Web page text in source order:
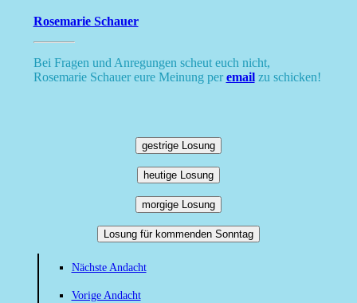
Rosemarie Schauer
Bei Fragen und Anregungen scheut euch nicht,
Rosemarie Schauer eure Meinung peremailzu schicken!
gestrige Losung
heutige Losung
morgige Losung
Losung für kommenden Sonntag
Nächste Andacht
Vorige Andacht